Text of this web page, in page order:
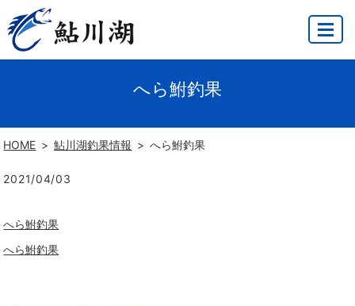
MENU
へら鮒釣果
HOME 鮎川湖釣果情報 へら鮒釣果
2021/04/03
へら鮒釣果
へら鮒釣果